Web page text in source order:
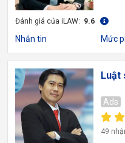
Đánh giá của iLAW: 9.6
Nhắn tin Mức
Luật
Ads
49